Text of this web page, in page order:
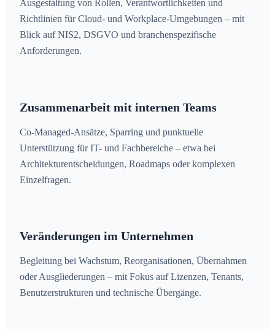
Ausgestaltung von Rollen, Verantwortlichkeiten und
Richtlinien für Cloud- und Workplace-Umgebungen – mit
Blick auf NIS2, DSGVO und branchenspezifische
Anforderungen.
Zusammenarbeit mit internen Teams
Co-Managed-Ansätze, Sparring und punktuelle
Unterstützung für IT- und Fachbereiche – etwa bei
Architekturentscheidungen, Roadmaps oder komplexen
Einzelfragen.
Veränderungen im Unternehmen
Begleitung bei Wachstum, Reorganisationen, Übernahmen
oder Ausgliederungen – mit Fokus auf Lizenzen, Tenants,
Benutzerstrukturen und technische Übergänge.